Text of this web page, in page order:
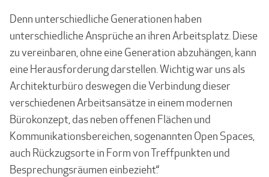
Denn unterschiedliche Generationen haben
unterschiedliche Ansprüche an ihren Arbeits­platz. Diese
zu vereinbaren, ohne eine Generation abzuhängen, kann
eine Herausfor­derung darstellen. Wichtig war uns als
Architekturbüro deswegen die Verbindung dieser
verschiedenen Arbeitsansätze in einem modernen
Bürokonzept, das neben offenen Flächen und
Kommunikationsbereichen, sogenannten Open Spaces,
auch Rückzugsorte in Form von Treffpunkten und
Besprechungsräumen einbezieht.“